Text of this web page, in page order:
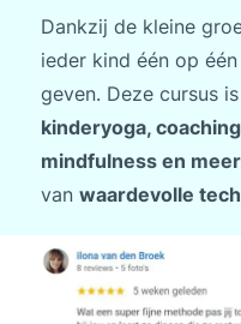
Dankzij de kleine
ieder kind één op
geven. Deze cursus
kinderyoga,
mindfulness en
van waardevolle